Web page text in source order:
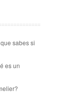
sabes si
es un